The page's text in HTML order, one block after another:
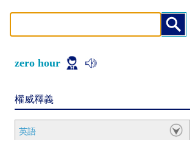
zero hour
權威釋義
英語